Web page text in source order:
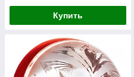
Купить